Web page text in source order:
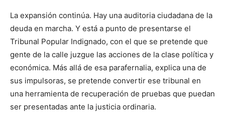
La expansión continúa. Hay una auditoria ciudadana de la
deuda en marcha. Y está a punto de presentarse el
Tribunal Popular Indignado, con el que se pretende que
gente de la calle juzgue las acciones de la clase política y
económica. Más allá de esa parafernalia, explica una de
sus impulsoras, se pretende convertir ese tribunal en
una herramienta de recuperación de pruebas que puedan
ser presentadas ante la justicia ordinaria.